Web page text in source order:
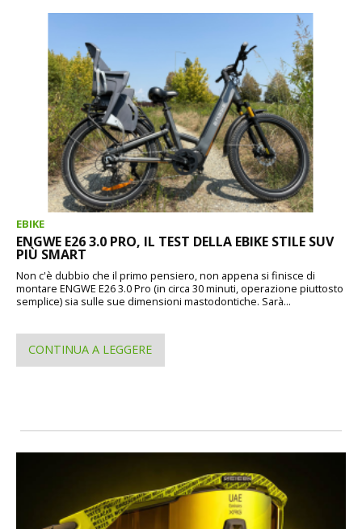
EBIKE
ENGWE E26 3.0 PRO, IL TEST DELLA EBIKE STILE SUV
PIÙ SMART
Non c'è dubbio che il primo pensiero, non appena si finisce di
montare ENGWE E26 3.0 Pro (in circa 30 minuti, operazione piuttosto
semplice) sia sulle sue dimensioni mastodontiche. Sarà...
CONTINUA A LEGGERE